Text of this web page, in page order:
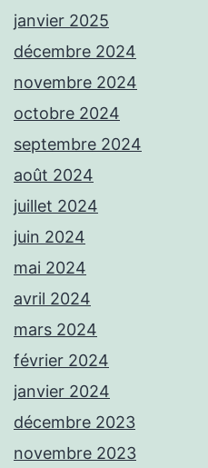
janvier 2025
décembre 2024
novembre 2024
octobre 2024
septembre 2024
août 2024
juillet 2024
juin 2024
mai 2024
avril 2024
mars 2024
février 2024
janvier 2024
décembre 2023
novembre 2023